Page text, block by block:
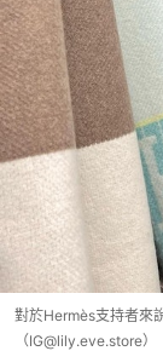
對於Hermès支持者來
（IG@lily.eve.store）